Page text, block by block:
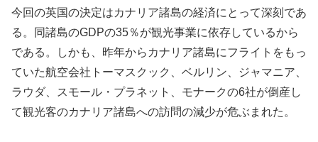
今回の英国の決定はカナリア諸島の経済にとって深刻であ
る。同諸島のGDPの35％が観光事業に依存しているから
である。しかも、昨年からカナリア諸島にフライトをもっ
ていた航空会社トーマスクック、ベルリン、ジャマニア、
ラウダ、スモール・プラネット、モナークの6社が倒産し
て観光客のカナリア諸島への訪問の減少が危ぶまれた。